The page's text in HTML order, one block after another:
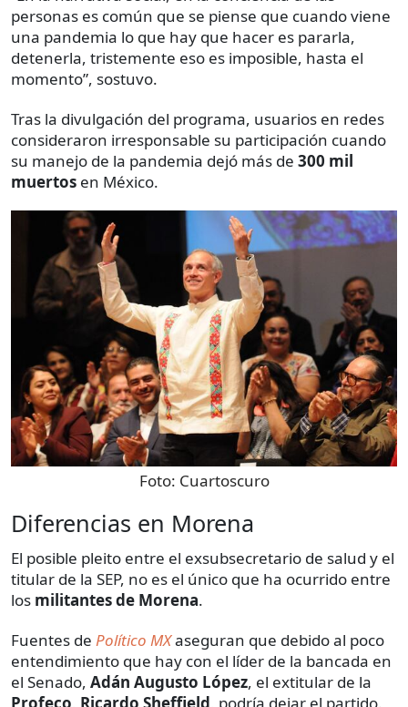
personas es común que se piense que cuando viene
una pandemia lo que hay que hacer es pararla,
detenerla, tristemente eso es imposible, hasta el
momento”, sostuvo.
Tras la divulgación del programa, usuarios en redes
consideraron irresponsable su participación cuando
su manejo de la pandemia dejó más de 300 mil
muertos en México.
Foto: Cuartoscuro
Diferencias en Morena
El posible pleito entre el exsubsecretario de salud y el
titular de la SEP, no es el único que ha ocurrido entre
los militantes de Morena.
Fuentes de Político MXaseguran que debido al poco
entendimiento que hay con el líder de la bancada en
el Senado, Adán Augusto López, el extitular de la